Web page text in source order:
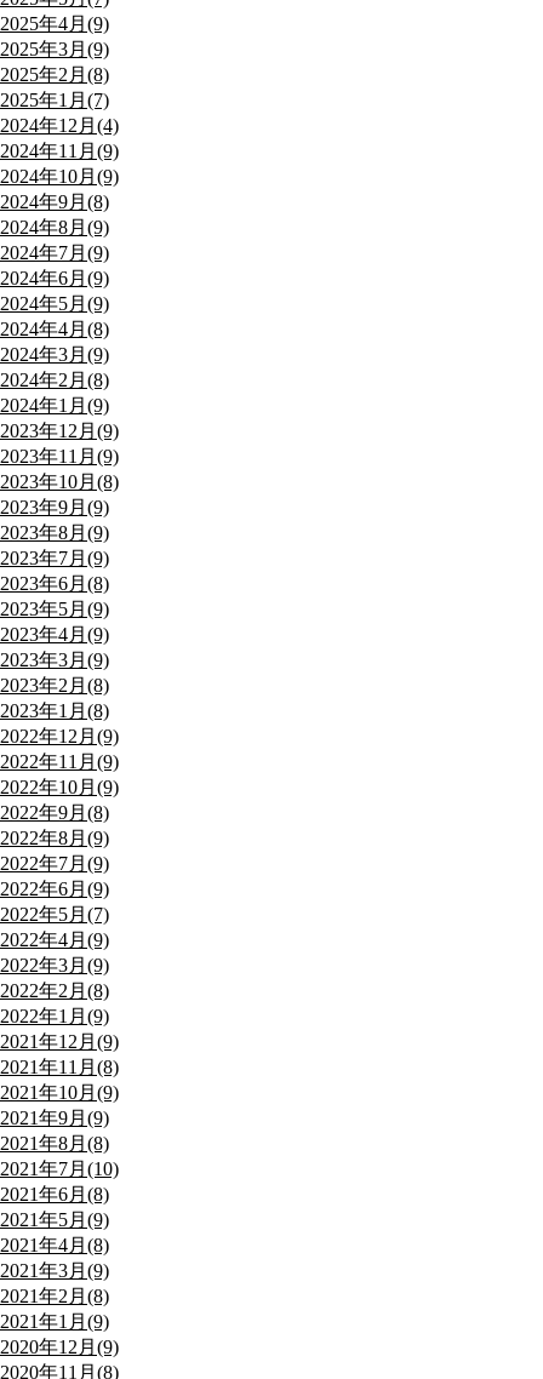
2025年4月(9)
2025年3月(9)
2025年2月(8)
2025年1月(7)
2024年12月(4)
2024年11月(9)
2024年10月(9)
2024年9月(8)
2024年8月(9)
2024年7月(9)
2024年6月(9)
2024年5月(9)
2024年4月(8)
2024年3月(9)
2024年2月(8)
2024年1月(9)
2023年12月(9)
2023年11月(9)
2023年10月(8)
2023年9月(9)
2023年8月(9)
2023年7月(9)
2023年6月(8)
2023年5月(9)
2023年4月(9)
2023年3月(9)
2023年2月(8)
2023年1月(8)
2022年12月(9)
2022年11月(9)
2022年10月(9)
2022年9月(8)
2022年8月(9)
2022年7月(9)
2022年6月(9)
2022年5月(7)
2022年4月(9)
2022年3月(9)
2022年2月(8)
2022年1月(9)
2021年12月(9)
2021年11月(8)
2021年10月(9)
2021年9月(9)
2021年8月(8)
2021年7月(10)
2021年6月(8)
2021年5月(9)
2021年4月(8)
2021年3月(9)
2021年2月(8)
2021年1月(9)
2020年12月(9)
2020年11月(8)